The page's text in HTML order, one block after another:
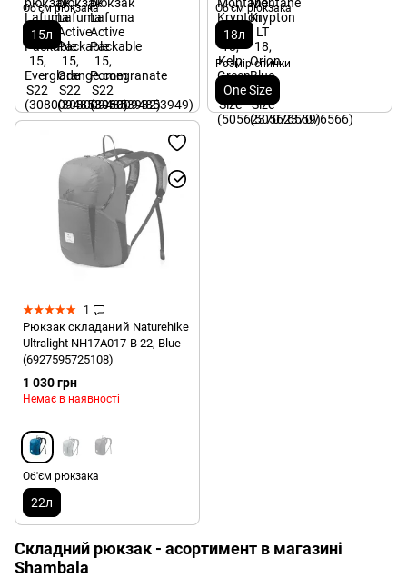
Об'єм рюкзака
15л
Об'єм рюкзака
18л
Розмір спинки
One Size
1
Рюкзак складаний Naturehike
Ultralight NH17A017-B 22, Blue
(6927595725108)
1 030 грн
Немає в наявності
Об'єм рюкзака
22л
Складний рюкзак - асортимент в магазині
Shambala